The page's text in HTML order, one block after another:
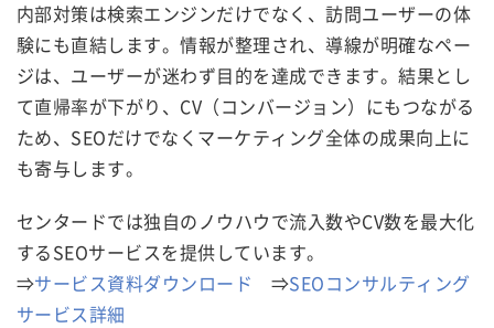
内部対策は検索エンジンだけでなく、訪問ユーザーの体
験にも直結します。情報が整理され、導線が明確なペー
ジは、ユーザーが迷わず目的を達成できます。結果とし
て直帰率が下がり、CV（コンバージョン）にもつながる
ため、SEOだけでなくマーケティング全体の成果向上に
も寄与します。
センタードでは独自のノウハウで流入数やCV数を最大化
するSEOサービスを提供しています。
⇒サービス資料ダウンロード ⇒SEOコンサルティング
サービス詳細